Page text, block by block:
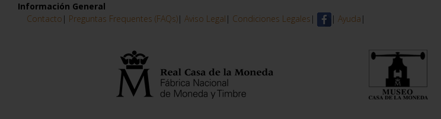
Información General
Contacto | Preguntas Frequentes (FAQs)| Aviso Legal | Condiciones Legales | | Ayuda |